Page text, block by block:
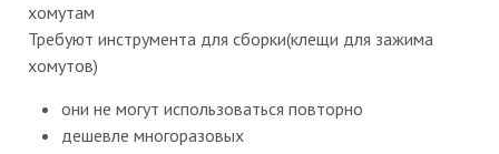
хомутам
Требуют инструмента для сборки(клещи для зажима
хомутов)
они не могут использоваться повторно
дешевле многоразовых